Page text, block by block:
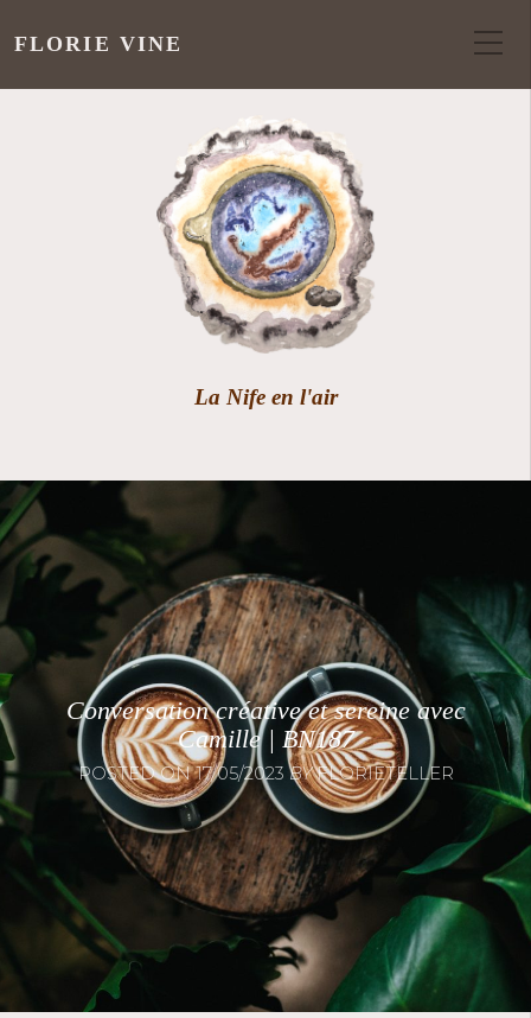
FLORIE VINE
La Nife en l'air
Conversation créative et sereine avec
Camille | BN187
POSTED ON17/05/2023BYFLORIETELLER